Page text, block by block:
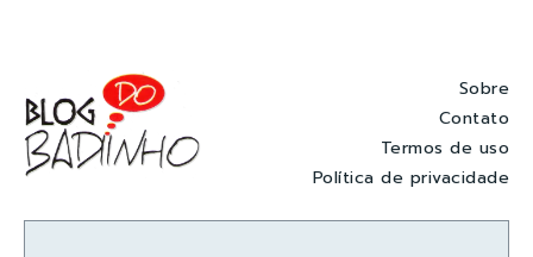
Sobre
Contato
Termos de uso
Política de privacidade